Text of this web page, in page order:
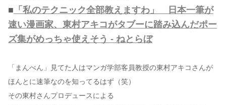
■ 「私のテクニック全部教えますわ」 日本一筆が
速い漫画家、東村アキコがタブーに踏み込んだポー
ズ集がめっちゃ使えそう - ねとらぼ
「まんべん」見てた人はマンガ学部客員教授の東村アキコさんが
ほんとに速筆なのを知ってるはず（笑）
その東村さんプロデュースによる